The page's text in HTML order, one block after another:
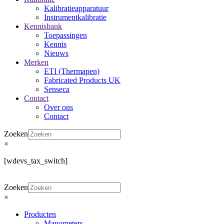
Kalibratieapparatuur
Instrumentkalibratie
Kennisbank
Toepassingen
Kennis
Nieuws
Merken
ETI (Thermapen)
Fabricated Products UK
Senseca
Contact
Over ons
Contact
Zoeken
×
[wdevs_tax_switch]
Zoeken
×
Producten